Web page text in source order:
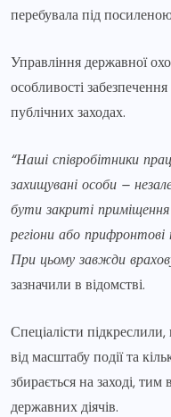
перебувала під
Управління державної
особливості
публічних заходах.
“Наші співробітники
захищувані особи –
бути закриті
регіони або прифронтові
При цьому завжди
зазначили в відомстві.
Спеціалісти
від масштабу події та
збирається на заході,
державних діячів.